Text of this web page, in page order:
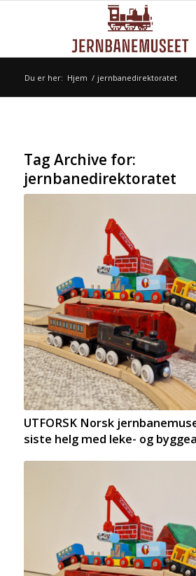
Du er her: Hjem / jernbanedirektoratet
Tag Archive for:
jernbanedirektoratet
UTFORSK Norsk
siste helg med leke- og